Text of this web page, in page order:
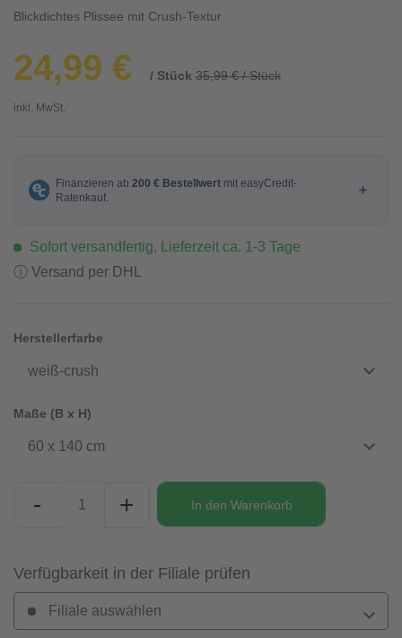
Blickdichtes Plissee mit Crush-Textur
24,99 € / Stück 35,99 € / Stück
inkl. MwSt.
Sofort versandfertig, Lieferzeit ca. 1-3 Tage
ⓘ Versand per DHL
Herstellerfarbe
weiß-crush
Maße (B x H)
60 x 140 cm
- + In den Warenkorb
Verfügbarkeit in der Filiale prüfen
Filiale auswählen